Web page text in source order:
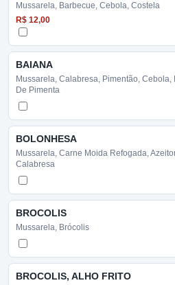
Mussarela, Barbecue, Cebola, Costela
R$ 12,00
BAIANA
Mussarela, Calabresa, Pimentão, Cebola,
De Pimenta
BOLONHESA
Mussarela, Carne Moida Refogada,
Calabresa
BROCOLIS
Mussarela, Brócolis
BROCOLIS, ALHO FRITO